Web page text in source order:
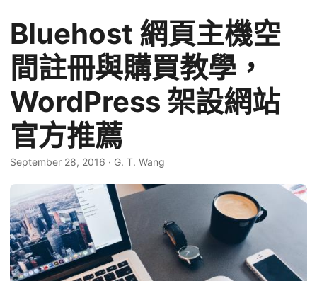
Bluehost 網頁主機空
間註冊與購買教學，
WordPress 架設網站
官方推薦
September 28, 2016 · G. T. Wang